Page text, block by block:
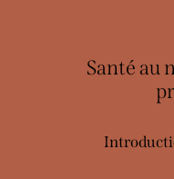
Santé au